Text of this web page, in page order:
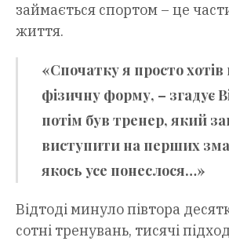
займається спортом – це
життя.
«Спочатку я просто
фізичну форму, – згадує
потім був тренер, який
виступити на перших
якось усе понеслося…»
Відтоді минуло півтора
сотні тренувань, тисячі